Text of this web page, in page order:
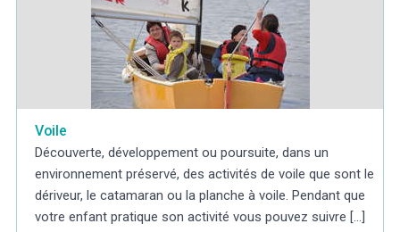
Voile
Découverte, développement ou poursuite, dans un
environnement préservé, des activités de voile que sont le
dériveur, le catamaran ou la planche à voile. Pendant que
votre enfant pratique son activité vous pouvez suivre [...]